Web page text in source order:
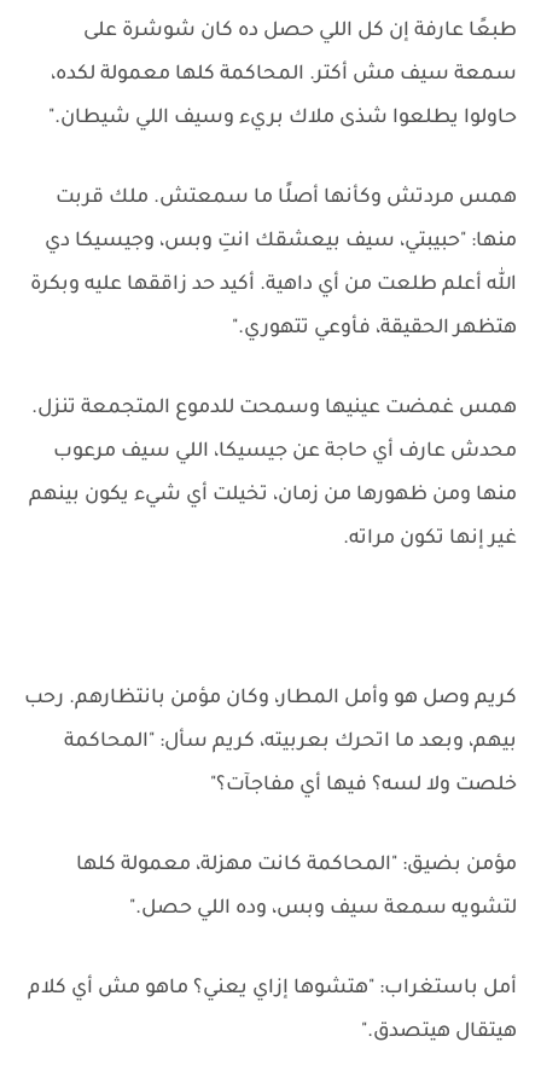
طبعًا عارفة إن كل اللي حصل ده كان شوشرة على
سمعة سيف مش أكتر. المحاكمة كلها معمولة لكده،
حاولوا يطلعوا شذى ملاك بريء وسيف اللي شيطان."
همس مردتش وكأنها أصلًا ما سمعتش. ملك قربت
منها: "حبيبتي، سيف بيعشقك انتِ وبس، وجيسيكا دي
الله أعلم طلعت من أي داهية. أكيد حد زاققها عليه وبكرة
هتظهر الحقيقة، فأوعي تتهوري."
همس غمضت عينيها وسمحت للدموع المتجمعة تنزل.
محدش عارف أي حاجة عن جيسيكا، اللي سيف مرعوب
منها ومن ظهورها من زمان، تخيلت أي شيء يكون بينهم
غير إنها تكون مراته.
كريم وصل هو وأمل المطار، وكان مؤمن بانتظارهم. رحب
بيهم، وبعد ما اتحرك بعربيته، كريم سأل: "المحاكمة
خلصت ولا لسه؟ فيها أي مفاجآت؟"
مؤمن بضيق: "المحاكمة كانت مهزلة، معمولة كلها
لتشويه سمعة سيف وبس، وده اللي حصل."
أمل باستغراب: "هتشوها إزاي يعني؟ ماهو مش أي كلام
هيتقال هيتصدق."